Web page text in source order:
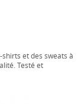
et des sweats à
Testé et